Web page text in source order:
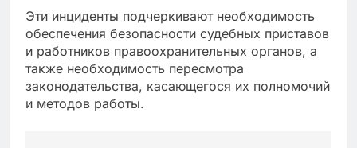
Эти инциденты подчеркивают необходимость
обеспечения безопасности судебных приставов
и работников правоохранительных органов, а
также необходимость пересмотра
законодательства, касающегося их полномочий
и методов работы.